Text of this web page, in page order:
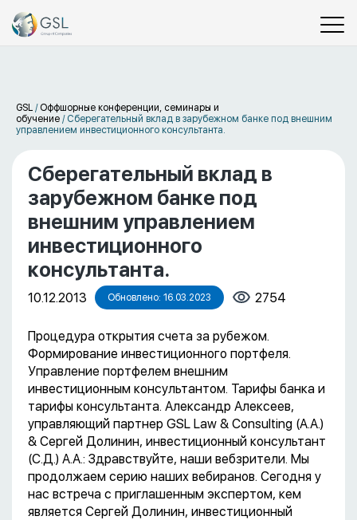
GSL / Оффшорные конференции, семинары и
обучение / Сберегательный вклад в зарубежном банке под внешним
управлением инвестиционного консультанта.
Сберегательный вклад в
зарубежном банке под
внешним управлением
инвестиционного
консультанта.
10.12.2013 Обновлено: 16.03.2023 2754
Процедура открытия счета за рубежом.
Формирование инвестиционного портфеля.
Управление портфелем внешним
инвестиционным консультантом. Тарифы банка и
тарифы консультанта. Александр Алексеев,
управляющий партнер GSL Law & Consulting (А.А.)
& Сергей Долинин, инвестиционный консультант
(С.Д.) А.А.: Здравствуйте, наши вебзрители. Мы
продолжаем серию наших вебиранов. Сегодня у
нас встреча с приглашенным экспертом, кем
является Сергей Долинин, инвестиционный